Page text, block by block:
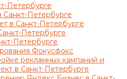
Петербурге
Санкт-Петербурге
в Санкт-Петербурге
Петербурге
Петербурге
Фокусфокс
рекламных кампаний и
в Санкт-Петербурге